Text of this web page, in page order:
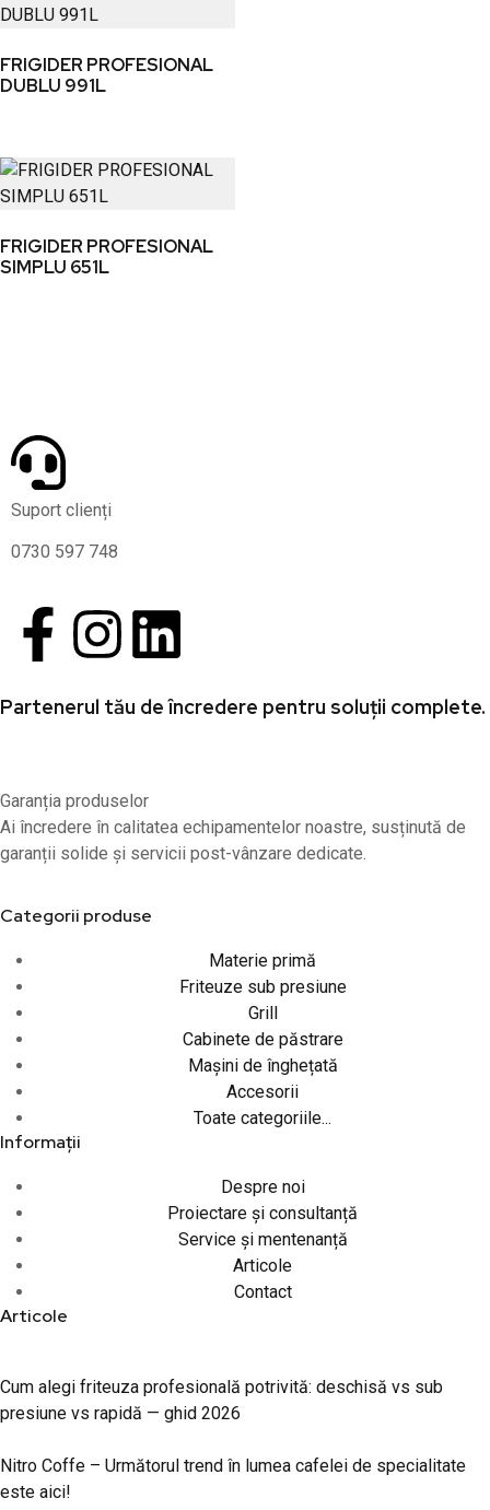
FRIGIDER PROFESIONAL
DUBLU 991L
FRIGIDER PROFESIONAL
SIMPLU 651L
Suport clienți
0730 597 748
Partenerul tău de încredere pentru soluții complete.
Garanția produselor
Ai încredere în calitatea echipamentelor noastre, susținută de
garanții solide și servicii post-vânzare dedicate.
Categorii produse
Materie primă
Friteuze sub presiune
Grill
Cabinete de păstrare
Mașini de înghețată
Accesorii
Toate categoriile...
Informații
Despre noi
Proiectare și consultanță
Service și mentenanță
Articole
Contact
Articole
Cum alegi friteuza profesională potrivită: deschisă vs sub
presiune vs rapidă — ghid 2026
Nitro Coffe – Următorul trend în lumea cafelei de specialitate
este aici!